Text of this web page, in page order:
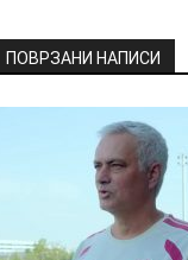
ПОВРЗАНИ НАПИСИ